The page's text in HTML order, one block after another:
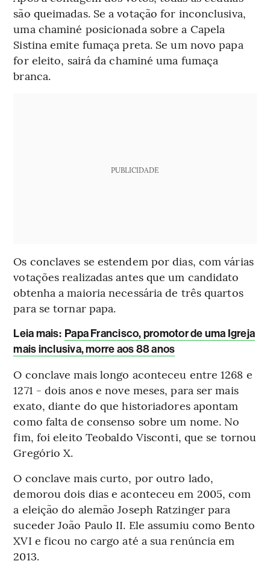
são queimadas. Se a votação for inconclusiva,
uma chaminé posicionada sobre a Capela
Sistina emite fumaça preta. Se um novo papa
for eleito, sairá da chaminé uma fumaça
branca.
PUBLICIDADE
Os conclaves se estendem por dias, com várias
votações realizadas antes que um candidato
obtenha a maioria necessária de três quartos
para se tornar papa.
Leia mais: Papa Francisco, promotor de uma Igreja
mais inclusiva, morre aos 88 anos
O conclave mais longo aconteceu entre 1268 e
1271 - dois anos e nove meses, para ser mais
exato, diante do que historiadores apontam
como falta de consenso sobre um nome. No
fim, foi eleito Teobaldo Visconti, que se tornou
Gregório X.
O conclave mais curto, por outro lado,
demorou dois dias e aconteceu em 2005, com
a eleição do alemão Joseph Ratzinger para
suceder João Paulo II. Ele assumiu como Bento
XVI e ficou no cargo até a sua renúncia em
2013.